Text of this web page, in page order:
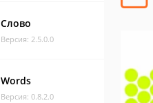
Слово
Версия: 2.5.0.0
Words
Версия: 0.8.2.0